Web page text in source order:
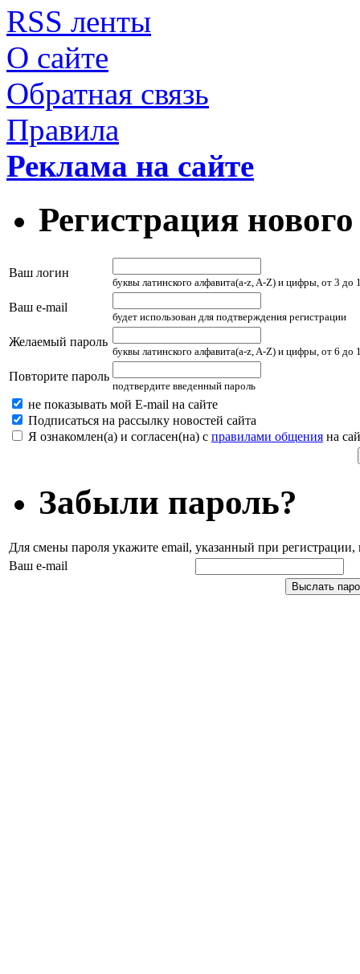
RSS ленты
О сайте
Обратная связь
Правила
Реклама на сайте
Регистрация
Ваш логин
буквы латинского алфавита(a-z, A-Z) и цифры, от 3 до
Ваш e-mail
будет использован для подтверждения регистрации
Желаемый пароль
буквы латинского алфавита(a-z, A-Z) и цифры, от 6 до
Повторите пароль
подтвердите введенный пароль
не показывать мой E-mail на сайте
Подписаться на рассылку новостей сайта
Я ознакомлен(а) и согласен(на) с правилами общения на
Забыли пароль?
Для смены пароля укажите email, указанный при
Ваш e-mail